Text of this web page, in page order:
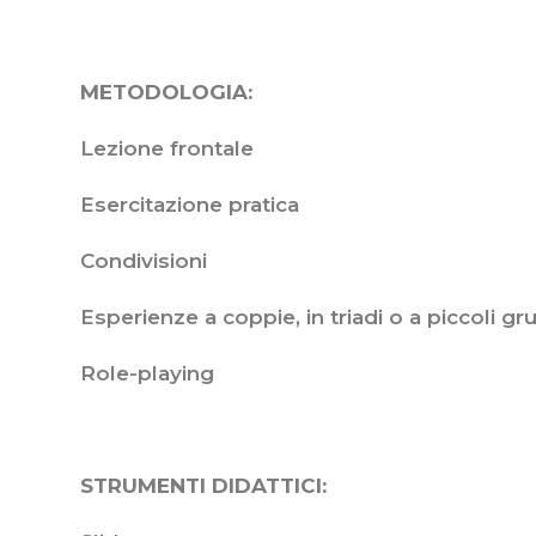
METODOLOGIA:
Lezione frontale
Esercitazione pratica
Condivisioni
Esperienze a coppie, in triadi o a piccoli
Role-playing
STRUMENTI DIDATTICI: